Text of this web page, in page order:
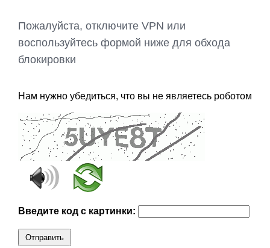
Пожалуйста, отключите VPN или
воспользуйтесь формой ниже для обхода
блокировки
Нам нужно убедиться, что вы не являетесь роботом
Введите код с картинки:
Отправить